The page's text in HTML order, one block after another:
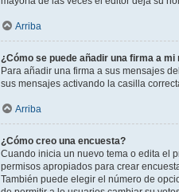
Arriba
¿Cómo se puede añadir una firma a mi
Para añadir una firma a sus mensajes
sus mensajes activando la casilla
Arriba
¿Cómo creo una encuesta?
Cuando inicia un nuevo tema o edita el
permisos apropiados para crear
También puede elegir el número de